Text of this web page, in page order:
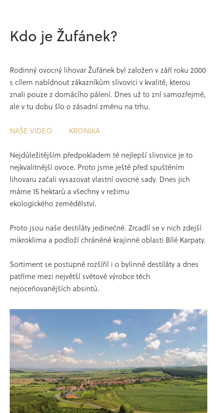
Kdo je Žufánek?
Rodinný ovocný lihovar Žufánek byl založen v září roku 2000
s cílem nabídnout zákazníkům slivovici v kvalitě, kterou
znali pouze z domácího pálení. Dnes už to zní samozřejmě,
ale v tu dobu šlo o zásadní změnu na trhu.
NAŠE VIDEO KRONIKA
Nejdůležitějším předpokladem té nejlepší slivovice je to
nejkvalitnější ovoce. Proto jsme ještě před spuštěním
lihovaru začali vysazovat vlastní ovocné sady. Dnes jich
máme 15 hektarů a všechny v režimu
ekologického zemědělství.
Proto jsou naše destiláty jedinečné. Zrcadlí se v nich zdejší
mikroklima a podloží chráněné krajinné oblasti Bílé Karpaty.
Sortiment se postupně rozšířil i o bylinné destiláty a dnes
patříme mezi největší světové výrobce těch
nejoceňovanějších absintů.
Justifiée & Ancienne
OMG
45%
45%